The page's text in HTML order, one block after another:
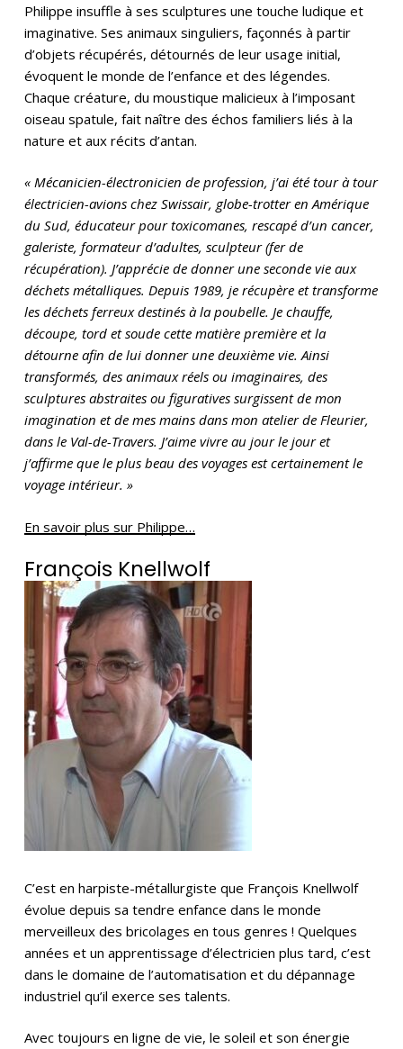
Philippe insuffle à ses sculptures une touche ludique et
imaginative. Ses animaux singuliers, façonnés à partir
d’objets récupérés, détournés de leur usage initial,
évoquent le monde de l’enfance et des légendes.
Chaque créature, du moustique malicieux à l’imposant
oiseau spatule, fait naître des échos familiers liés à la
nature et aux récits d’antan.
« Mécanicien-électronicien de profession, j’ai été tour à tour
électricien-avions chez Swissair, globe-trotter en Amérique
du Sud, éducateur pour toxicomanes, rescapé d’un cancer,
galeriste, formateur d’adultes, sculpteur (fer de
récupération). J’apprécie de donner une seconde vie aux
déchets métalliques. Depuis 1989, je récupère et transforme
les déchets ferreux destinés à la poubelle. Je chauffe,
découpe, tord et soude cette matière première et la
détourne afin de lui donner une deuxième vie. Ainsi
transformés, des animaux réels ou imaginaires, des
sculptures abstraites ou figuratives surgissent de mon
imagination et de mes mains dans mon atelier de Fleurier,
dans le Val-de-Travers. J’aime vivre au jour le jour et
j’affirme que le plus beau des voyages est certainement le
voyage intérieur. »
En savoir plus sur Philippe…
François Knellwolf
C’est en harpiste-métallurgiste que François Knellwolf
évolue depuis sa tendre enfance dans le monde
merveilleux des bricolages en tous genres ! Quelques
années et un apprentissage d’électricien plus tard, c’est
dans le domaine de l’automatisation et du dépannage
industriel qu’il exerce ses talents.
Avec toujours en ligne de vie, le soleil et son énergie